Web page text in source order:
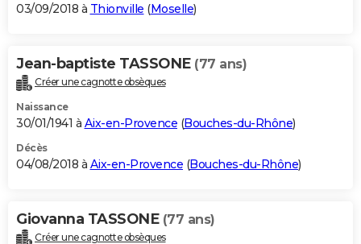
03/09/2018 à Thionville (Moselle)
Jean-baptiste TASSONE (77 ans)
Créer une cagnotte obsèques
Naissance
30/01/1941 à Aix-en-Provence (Bouches-du-Rhône)
Décès
04/08/2018 à Aix-en-Provence (Bouches-du-Rhône)
Giovanna TASSONE (77 ans)
Créer une cagnotte obsèques